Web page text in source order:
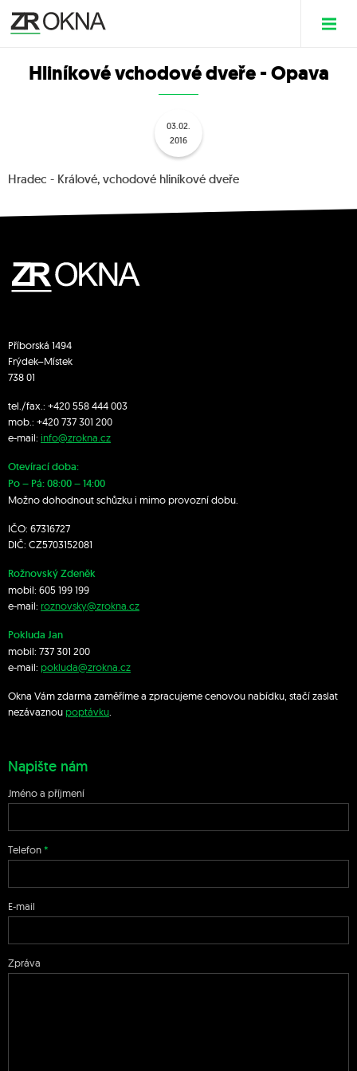
Hliníkové vchodové dveře - Opava
03.02.
2016
Hradec - Králové, vchodové hliníkové dveře
Příborská 1494
Frýdek–Místek
738 01
tel./fax.: +420 558 444 003
mob.: +420 737 301 200
e-mail: info@zrokna.cz
Otevírací doba:
Po – Pá: 08:00 – 14:00
Možno dohodnout schůzku i mimo provozní dobu.
IČO: 67316727
DIČ: CZ5703152081
Rožnovský Zdeněk
mobil: 605 199 199
e-mail: roznovsky@zrokna.cz
Pokluda Jan
mobil: 737 301 200
e-mail: pokluda@zrokna.cz
Okna Vám zdarma zaměříme a zpracujeme cenovou nabídku, stačí zaslat
nezávaznoupoptávku
Napište nám
Jméno a příjmení
Telefon
E-mail
Zpráva